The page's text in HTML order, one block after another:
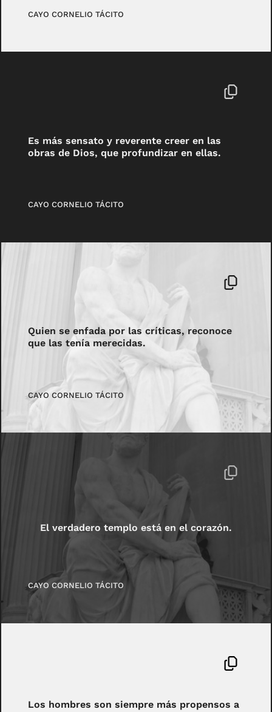
CAYO CORNELIO TÁCITO
Es más sensato y reverente creer en las
obras de Dios, que profundizar en ellas.
CAYO CORNELIO TÁCITO
Quien se enfada por las críticas, reconoce
que las tenía merecidas.
CAYO CORNELIO TÁCITO
El verdadero templo está en el corazón.
CAYO CORNELIO TÁCITO
Los hombres son siempre más propensos a